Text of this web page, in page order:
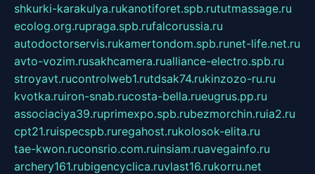
shkurki-karakulya.rukanotiforet.spb.rututmassage.ru
ecolog.org.rupraga.spb.rufalcorussia.ru
autodoctorservis.rukamertondom.spb.runet-life.net.ru
avto-vozim.rusakhcamera.rualliance-electro.spb.ru
stroyavt.rucontrolweb1.rutdsak74.rukinzozo-ru.ru
kvotka.ruiron-snab.rucosta-bella.rueugrus.pp.ru
associaciya39.ruprimexpo.spb.rubezmorchin.ruia2.ru
cpt21.ruispecspb.ruregahost.rukolosok-elita.ru
tae-kwon.ruconsrio.com.ruinsiam.ruavegainfo.ru
archery161.rubigencyclica.ruvlast16.rukorru.net